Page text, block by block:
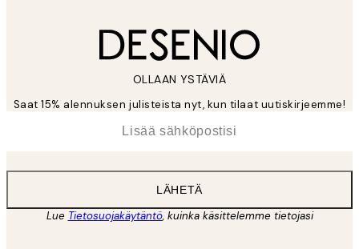
OLLAAN YSTÄVIÄ
Saat 15% alennuksen julisteista nyt, kun tilaat uutiskirjeemme!
LÄHETÄ
Lue Tietosuojakäytäntö, kuinka käsittelemme tietojasi